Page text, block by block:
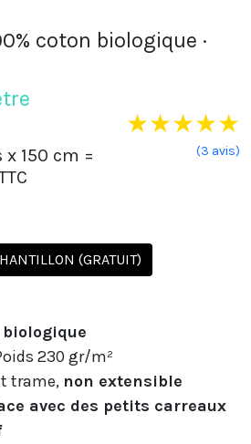
coton biologique ·
★★★★★
(3 avis)
x 150 cm =
(GRATUIT)
biologique
230 gr/m²
trame, non extensible
avec des petits carreaux